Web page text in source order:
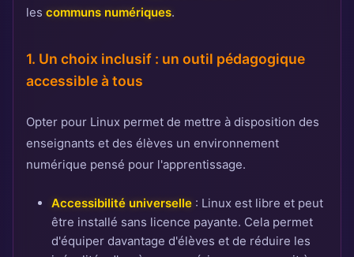
les communs numériques.
1. Un choix inclusif : un outil pédagogique
accessible à tous
Opter pour Linux permet de mettre à disposition des
enseignants et des élèves un environnement
numérique pensé pour l'apprentissage.
Accessibilité universelle : Linux est libre et peut
être installé sans licence payante. Cela permet
d'équiper davantage d'élèves et de réduire les